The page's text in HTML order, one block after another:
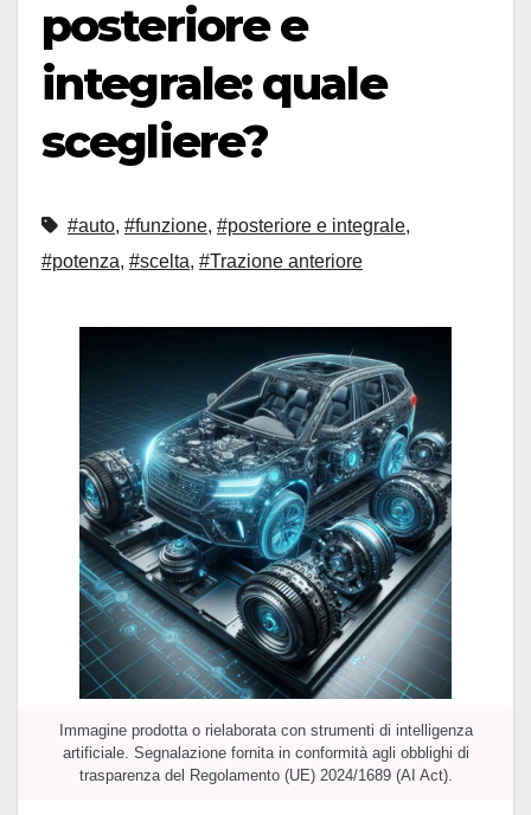
posteriore e
integrale: quale
scegliere?
#auto, #funzione, #posteriore e integrale,
#potenza, #scelta, #Trazione anteriore
Immagine prodotta o rielaborata con strumenti di intelligenza
artificiale. Segnalazione fornita in conformità agli obblighi di
trasparenza del Regolamento (UE) 2024/1689 (AI Act).